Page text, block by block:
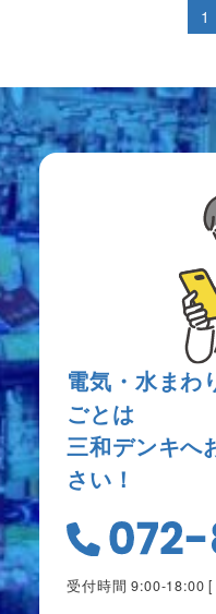
1
電気・水まわ
ごとは
三和デンキへ
さい！
受付時間 9:00-18:00 [